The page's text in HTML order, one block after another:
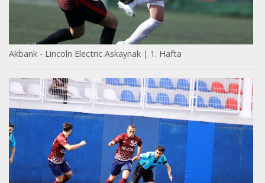
Akbank - Lincoln Electric Askaynak | 1. Hafta